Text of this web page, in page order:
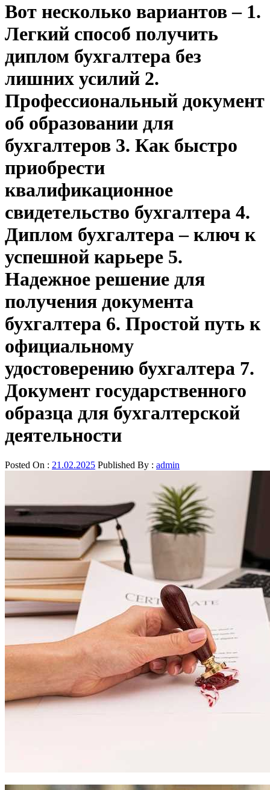
Вот несколько вариантов – 1.
Легкий способ получить
диплом бухгалтера без
лишних усилий 2.
Профессиональный документ
об образовании для
бухгалтеров 3. Как быстро
приобрести
квалификационное
свидетельство бухгалтера 4.
Диплом бухгалтера – ключ к
успешной карьере 5.
Надежное решение для
получения документа
бухгалтера 6. Простой путь к
официальному
удостоверению бухгалтера 7.
Документ государственного
образца для бухгалтерской
деятельности
Posted On : 21.02.2025 Published By : admin